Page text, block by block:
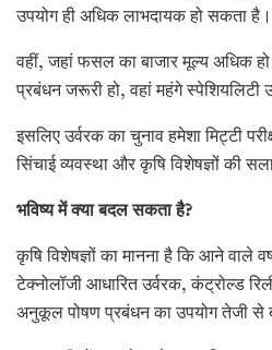
उपयोग ही अधिक लाभदायक हो सकता है।
वहीं, जहां फसल का बाजार मूल्य अधिक
प्रबंधन जरूरी हो, वहां महंगे स्पेशियलिटी
इसलिए उर्वरक का चुनाव हमेशा मिट्टी
सिंचाई व्यवस्था और कृषि विशेषज्ञों की
भविष्य में क्या बदल सकता है?
कृषि विशेषज्ञों का मानना है कि आने वाले
टेक्नोलॉजी आधारित उर्वरक, कंट्रोल्ड
अनुकूल पोषण प्रबंधन का उपयोग तेजी से